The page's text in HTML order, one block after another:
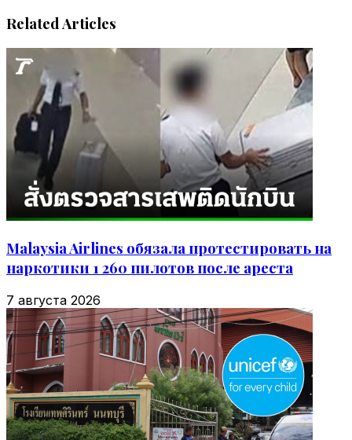
Related Articles
Malaysia Airlines обязала протестировать на
наркотики 1 260 пилотов после ареста
7 августа 2026